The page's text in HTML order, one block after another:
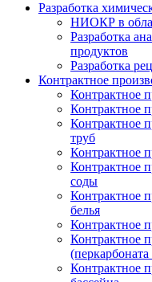
Разработка
НИОКР в
Разработка
продуктов
Разработка
Контрактное
Контрактное
Контрактное
Контрактное
труб
Контрактное
Контрактное
соды
Контрактное
белья
Контрактное
Контрактное
Контрактное